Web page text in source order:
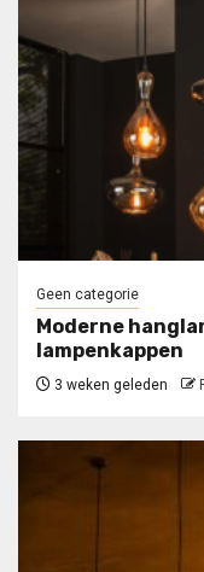
Geen categorie
Moderne
lampenkappen
3 weken geleden